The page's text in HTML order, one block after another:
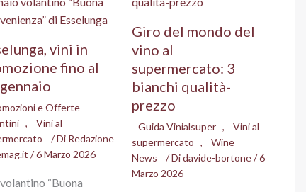
vini in
fino al
e Offerte
,
Vini al
/ Di Redazione
/6 Marzo 2026
“Buona
Giro del mondo del
vino al
supermercato: 3
bianchi qualità-
prezzo
Guida Vinialsuper ,
Vini al
supermercato
,
Wine
News
/ Didavide-bortone/6
Marzo 2026